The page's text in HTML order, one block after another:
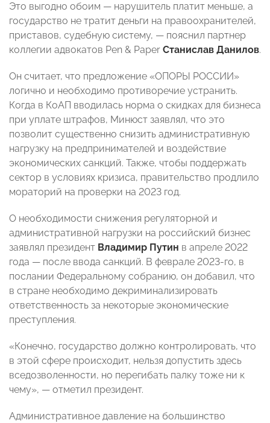
Это выгодно обоим — нарушитель платит меньше, а
государство не тратит деньги на правоохранителей,
приставов, судебную систему, — пояснил партнер
коллегии адвокатов Pen & Paper Станислав Данилов.
Он считает, что предложение «ОПОРЫ РОССИИ»
логично и необходимо противоречие устранить.
Когда в КоАП вводилась норма о скидках для бизнеса
при уплате штрафов, Минюст заявлял, что это
позволит существенно снизить административную
нагрузку на предпринимателей и воздействие
экономических санкций. Также, чтобы поддержать
сектор в условиях кризиса, правительство продлило
мораторий на проверки на 2023 год.
О необходимости снижения регуляторной и
административной нагрузки на российский бизнес
заявлял президент Владимир Путин в апреле 2022
года — после ввода санкций. В феврале 2023-го, в
послании Федеральному собранию, он добавил, что
в стране необходимо декриминализировать
ответственность за некоторые экономические
преступления.
«Конечно, государство должно контролировать, что
в этой сфере происходит, нельзя допустить здесь
вседозволенности, но перегибать палку тоже ни к
чему», — отметил президент.
Административное давление на большинство